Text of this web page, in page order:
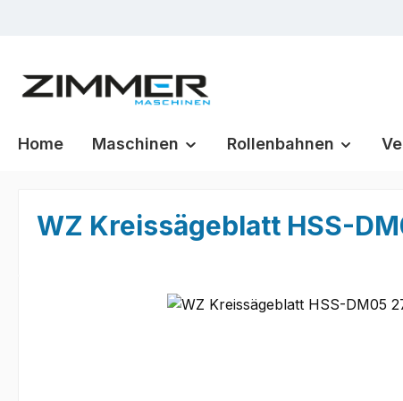
Home Maschinen Rollenbahnen
WZ Kreissägeblatt HSS-
Bildergalerie überspringen